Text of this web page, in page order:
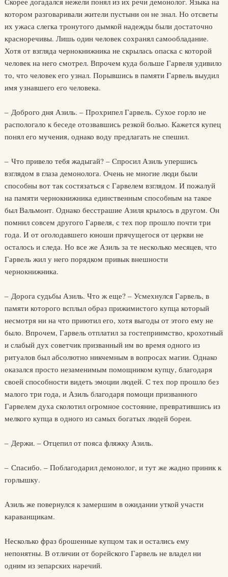
котором разговаривали жители пустыни он не знал. Но отсветы
их ужаса слегка тронутого дымкой надежды были достаточно
красноречивы. Лишь один человек сохранял самообладание.
Хотя от взгляда чернокнижника не скрылась опаска с которой
человек на него смотрел. Впрочем куда больше Гарвеля удивило
то, что человек его узнал. Порывшись в памяти Гарвель выудил
имя узнавшего его человека.
– Доброго дня Азиль. – Прохрипел Гарвель. Сухое горло не
распологало к беседе отозвавшись резкой болью. Кажется купец
понял его мучения, однако воду предлагать не спешил.
– Что привело тебя жадыгай? – Спросил Азиль упершись
взглядом в глаза демонолога. Очень не многие люди были
способны вот так состязаться с Гарвелем взглядом. И пожалуй
на памяти чернокнижника единственным способным на такое
был Вальмонт. Однако бесстрашие Азиля крылось в другом. Он
помнил совсем другого Гарвеля, с тех пор прошло почти три
года. И от оголодавшего юноши прячущегося от церкви не
осталось и следа. Но все же Азиль за те несколько месяцев, что
Гарвель жил у него порядком привык внешности
чернокнижника.
– Дорога судьбы Азиль. Что ж еще? – Усмехнулся Гарвель, в
памяти которого всплыл образ прижимистого купца который
несмотря ни на что приютил его, хотя выгоды от этого ему не
было. Впрочем, Гарвель отплатил за гостеприимство, крохотный
и слабый дух советчик призванный им во время одного из
ритуалов был абсолютно никчемным в вопросах магии. Однако
оказался просто незаменимым помощником купцу, благодаря
своей способности видеть эмоции людей. С тех пор прошло без
малого три года, и Азиль благодаря помощи призванного
Гарвелем духа сколотил огромное состояние, превратившись из
мелкого купца в одного из самых богатых людей бореи.
– Держи. – Отцепил от пояса фляжку Азиль.
– Спасибо. – Поблагодарил демонолог, и тут же жадно приник к
горлышку.
Азиль же повернулся к замершим в ожидании уткой участи
караванщикам.
Несколько фраз брошенные купцом так и остались ему
непонятны. В отличии от борейского Гарвель не владел ни
одним из зепарских наречий.